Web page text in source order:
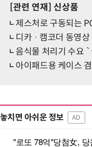
[관련 연재]
신상품
제스처로 구동되는
디카 · 캠코더 동영
음식물 처리기 수요
아이패드용 케이스
놓치면 아쉬운 정보 AD